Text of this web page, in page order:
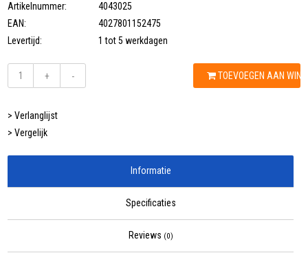
Artikelnummer:
4043025
EAN:
4027801152475
Levertijd:
1 tot 5 werkdagen
+ - TOEVOEGEN AAN
> Verlanglijst
> Vergelijk
Informatie
Specificaties
Reviews (0)